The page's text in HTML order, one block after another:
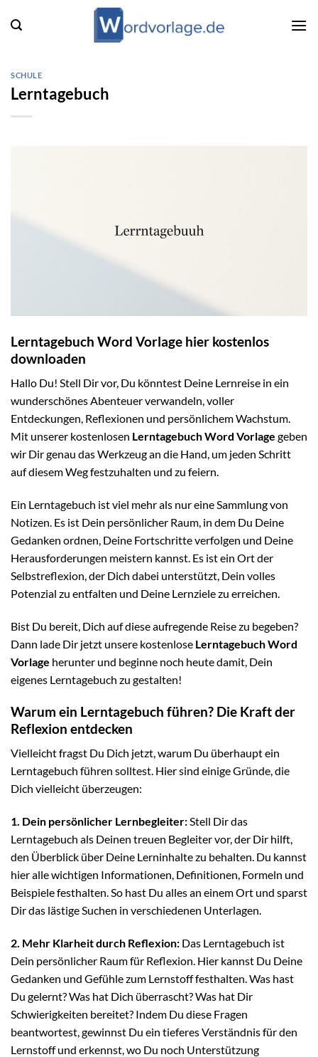
Inhalt
SCHULE
Lerntagebuch
Lerntagebuch Word Vorlage hier kostenlos
downloaden
Hallo Du! Stell Dir vor, Du könntest Deine Lernreise in ein
wunderschönes Abenteuer verwandeln, voller
Entdeckungen, Reflexionen und persönlichem Wachstum.
Mit unserer kostenlosen Lerntagebuch Word Vorlage geben
wir Dir genau das Werkzeug an die Hand, um jeden Schritt
auf diesem Weg festzuhalten und zu feiern.
Ein Lerntagebuch ist viel mehr als nur eine Sammlung von
Notizen. Es ist Dein persönlicher Raum, in dem Du Deine
Gedanken ordnen, Deine Fortschritte verfolgen und Deine
Herausforderungen meistern kannst. Es ist ein Ort der
Selbstreflexion, der Dich dabei unterstützt, Dein volles
Potenzial zu entfalten und Deine Lernziele zu erreichen.
Bist Du bereit, Dich auf diese aufregende Reise zu begeben?
Dann lade Dir jetzt unsere kostenlose Lerntagebuch Word
Vorlage herunter und beginne noch heute damit, Dein
eigenes Lerntagebuch zu gestalten!
Warum ein Lerntagebuch führen? Die Kraft der
Reflexion entdecken
Vielleicht fragst Du Dich jetzt, warum Du überhaupt ein
Lerntagebuch führen solltest. Hier sind einige Gründe, die
Dich vielleicht überzeugen:
1. Dein persönlicher Lernbegleiter:Stell Dir das
Lerntagebuch als Deinen treuen Begleiter vor, der Dir hilft,
den Überblick über Deine Lerninhalte zu behalten. Du kannst
hier alle wichtigen Informationen, Definitionen, Formeln und
Beispiele festhalten. So hast Du alles an einem Ort und sparst
Dir das lästige Suchen in verschiedenen Unterlagen.
2. Mehr Klarheit durch Reflexion: Das Lerntagebuch ist
Dein persönlicher Raum für Reflexion. Hier kannst Du Deine
Gedanken und Gefühle zum Lernstoff festhalten. Was hast
Du gelernt? Was hat Dich überrascht? Was hat Dir
Schwierigkeiten bereitet? Indem Du diese Fragen
beantwortest, gewinnst Du ein tieferes Verständnis für den
Lernstoff und erkennst, wo Du noch Unterstützung